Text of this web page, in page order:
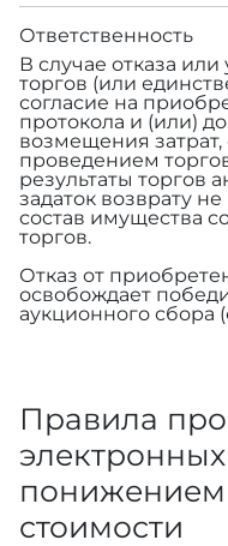
Ответственность
В случае отказа
торгов (или
согласие на
протокола и (или)
возмещения
проведением
результаты торгов
задаток возврату
состав имущества
торгов.
Отказ от
освобождает
аукционного сбора
Правила
электронных
понижением
стоимости